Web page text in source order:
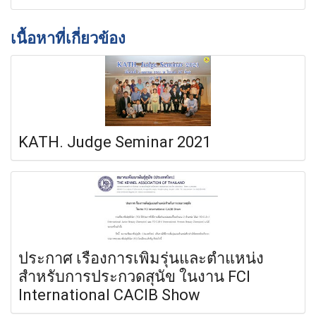
เนื้อหาที่เกี่ยวข้อง
KATH. Judge Seminar 2021
ประกาศ เรื่องการเพิ่มรุ่นและตำแหน่ง
สำหรับการประกวดสุนัข ในงาน FCI
International CACIB Show